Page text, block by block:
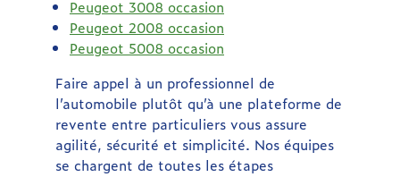
Peugeot 3008 occasion
Peugeot 2008 occasion
Peugeot 5008 occasion
Faire appel à un professionnel de
l’automobile plutôt qu’à une plateforme de
revente entre particuliers vous assure
agilité, sécurité et simplicité. Nos équipes
se chargent de toutes les étapes